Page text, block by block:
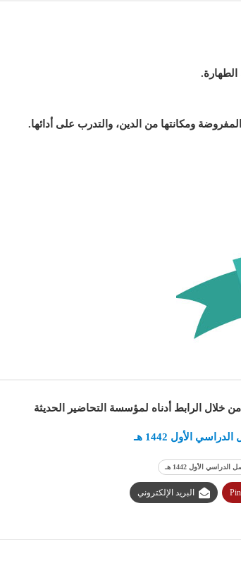
الطهارة.
ومكانتها من الدين، والتدرب على أدائها.
خلال الرابط أدناه لمؤسسة التحاضير الحديثة
الأول 1442 هـ
البريد الإلكتروني